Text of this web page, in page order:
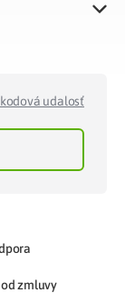
udalosť
zmluvy